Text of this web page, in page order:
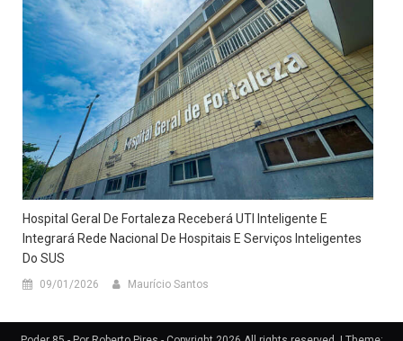
Hospital Geral De Fortaleza Receberá UTI Inteligente E
Integrará Rede Nacional De Hospitais E Serviços Inteligentes
Do SUS
09/01/2026 Maurício Santos